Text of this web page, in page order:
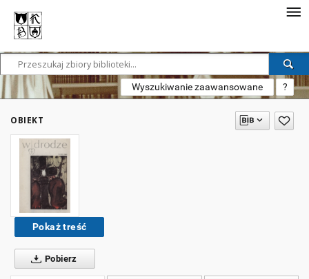
Wyszukiwanie zaawansowane ?
OBIEKT
Pokaż treść
Pobierz